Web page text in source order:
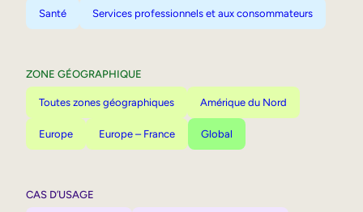
Santé Services professionnels et aux consommateurs
ZONE GÉOGRAPHIQUE
Toutes zones géographiques Amérique du Nord
Europe Europe – France Global
CAS D’USAGE